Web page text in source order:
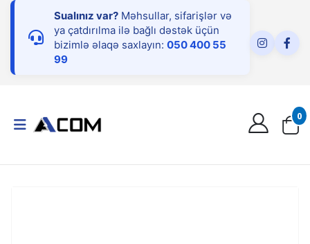
Sualınız var? Məhsullar, sifarişlər və
ya çatdırılma ilə bağlı dəstək üçün
bizimlə əlaqə saxlayın: 050 400 55
99
0